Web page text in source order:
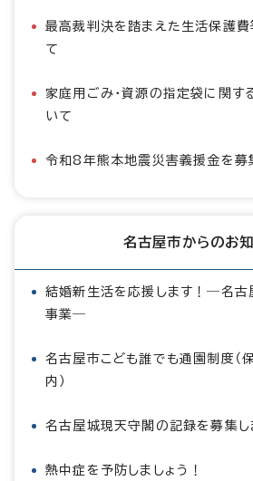
最高裁判決を踏まえた生活保護
て
家庭用ごみ・資源の指定袋に関す
いて
令和8年熊本地震災害義援金を募
名古屋市からのお
結婚新生活を応援します！―名古
事業―
名古屋市こども誰でも通園制度（
内）
名古屋城現天守閣の記録を募集し
熱中症を予防しましょう！